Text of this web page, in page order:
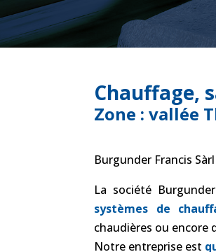
Chauffage,
Zone : vallée
Burgunder Francis
La société
systèmes de
chaudières ou encore
Notre entreprise est